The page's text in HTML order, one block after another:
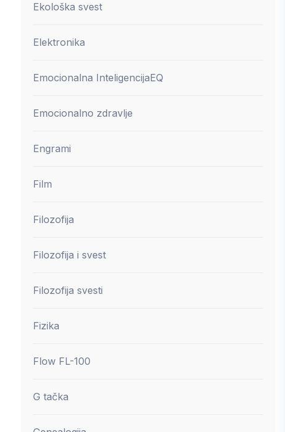
Ekološka svest
Elektronika
Emocionalna InteligencijaEQ
Emocionalno zdravlje
Engrami
Film
Filozofija
Filozofija i svest
Filozofija svesti
Fizika
Flow FL-100
G tačka